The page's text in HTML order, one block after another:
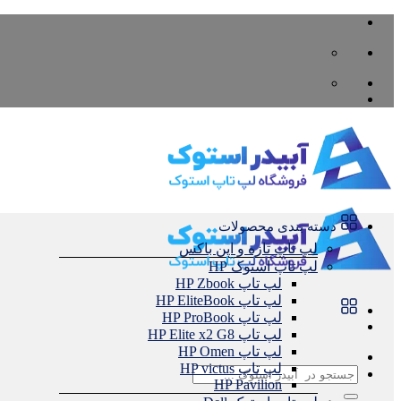
Skip
content
جستجو
دسته بندی محصولات
لپ تاپ تازه و اپن باکس
لپ تاپ استوک HP
لپ تاپ HP Zbook
لپ تاپ HP EliteBook
لپ تاپ HP ProBook
لپ تاپ HP Elite x2 G8
لپ تاپ HP Omen
لپ تاپ HP victus
HP Pavilion